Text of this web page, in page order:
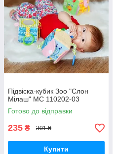
Підвіска-кубик Зоо "Слон
Мілаш" МС 110202-03
Готово до відправки
235 ₴ 301 ₴
Купити